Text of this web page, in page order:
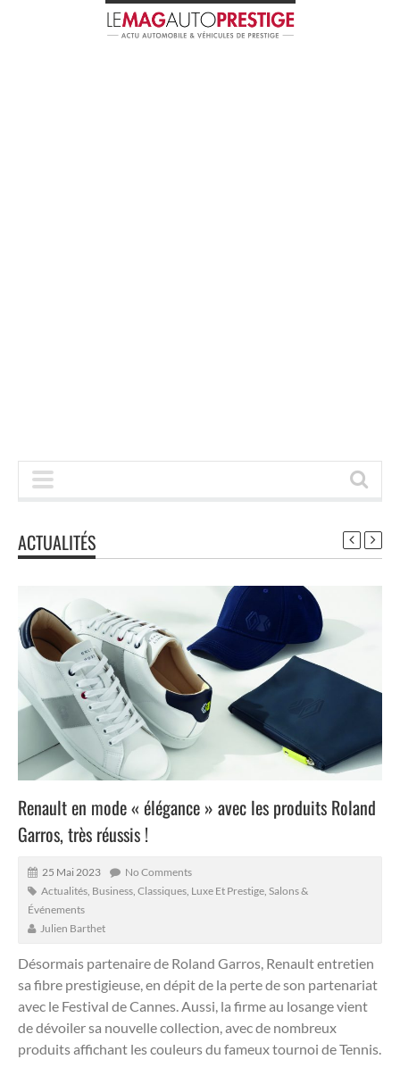
ACTUALITÉS
Renault en mode « élégance » avec les produits Roland
Garros, très réussis !
25 Mai 2023
No Comments
Actualités Business Classiques Luxe Et Prestige Salons &
Événements
Julien Barthet
Désormais partenaire de Roland Garros, Renault entretien
sa fibre prestigieuse, en dépit de la perte de son partenariat
avec le Festival de Cannes.Aussi, la firme au losange vient
de dévoiler sa nouvelle collection, avec de nombreux
produits affichant les couleurs du fameux tournoi de Tennis.